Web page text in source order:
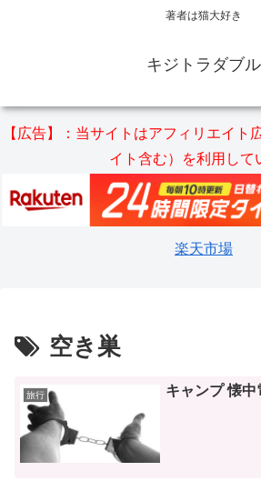
著者は猫大好き
キジトラダブル
【広告】：当サイトはアフィリエイト
イト含む）を利用して
楽天市場
空き巣
旅行 キャンプ 懐中